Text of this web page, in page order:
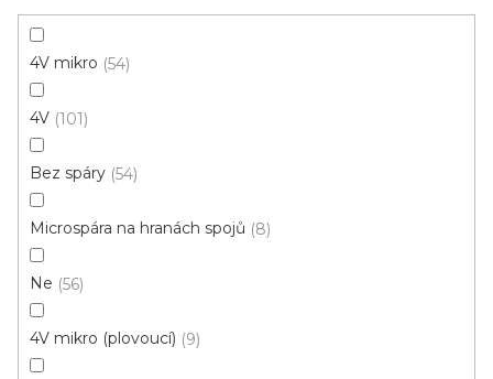
4V mikro 54
4V 101
Bez spáry 54
Microspára na hranách spojů 8
Ne 56
4V mikro (plovoucí) 9
Grey
od 613 Kč
Rigid click 55 (plovoucí)
Novinka
S kódem PLOTZAK sleva 15%